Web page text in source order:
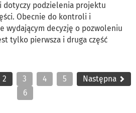
dotyczy podzielenia projektu
Obecnie do kontroli i
wydającym decyzję o pozwoleniu
tylko pierwsza i druga część
2 3 4
5
6
Następna